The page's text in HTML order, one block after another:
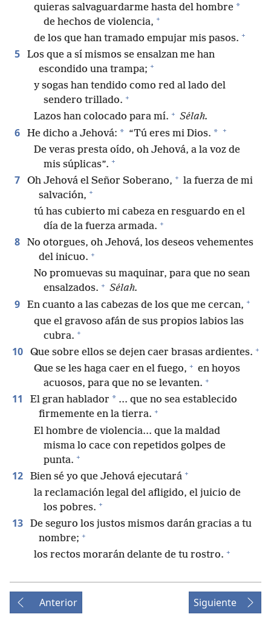
quieras salvaguardarme hasta del hombre *
de hechos de violencia, +
de los que han tramado empujar mis pasos. +
5
Los que a sí mismos se ensalzan me han
escondido una trampa; +
y sogas han tendido como red al lado del
sendero trillado. +
Lazos han colocado para mí. + Sélah.
6 He dicho a Jehová: * “Tú eres mi Dios. * +
De veras presta oído, oh Jehová, a la voz de
mis súplicas”. +
7 Oh Jehová el Señor Soberano, + la fuerza de mi
salvación, +
tú has cubierto mi cabeza en resguardo en el
día de la fuerza armada. +
8
No otorgues, oh Jehová, los deseos vehementes
del inicuo. +
No promuevas su maquinar, para que no sean
ensalzados. + Sélah.
9 En cuanto a las cabezas de los que me cercan, +
que el gravoso afán de sus propios labios las
cubra. +
10 Que sobre ellos se dejen caer brasas ardientes. +
Que se les haga caer en el fuego, + en hoyos
acuosos, para que no se levanten. +
11 El gran hablador * .⁠.⁠. que no sea establecido
firmemente en la tierra. +
El hombre de violencia.⁠.⁠. que la maldad
misma lo cace con repetidos golpes de
punta. +
12 Bien sé yo que Jehová ejecutará +
la reclamación legal del afligido, el juicio de
los pobres. +
13
De seguro los justos mismos darán gracias a tu
nombre; +
los rectos morarán delante de tu rostro. +
Anterior Siguiente